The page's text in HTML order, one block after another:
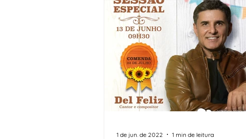
1 de jun. de 2022 1 min de leitura